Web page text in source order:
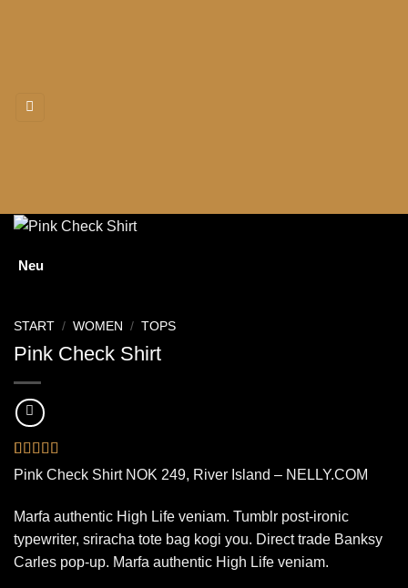
Neu
START / WOMEN / TOPS
Pink Check Shirt
Bewertet
mit3.5
basierend
2
Kundenbewertungen
Pink Check Shirt NOK 249, River Island – NELLY.COM
Marfa authentic High Life veniam. Tumblr post-ironic
typewriter, sriracha tote bag kogi you. Direct trade Banksy
Carles pop-up. Marfa authentic High Life veniam.